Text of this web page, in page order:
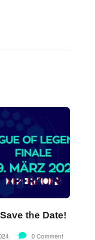
the Date!
0 Comment